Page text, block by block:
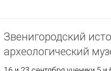
Звенигородский
археологический